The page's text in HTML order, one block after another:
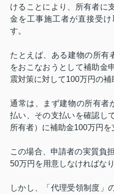
けることにより、所有者に
金を工事施工者が直接受
す。
たとえば、ある建物の所有
をおこなおうとして補助金
震対策に対して100万円の補
通常は、まず建物の所有者
払い、その支払いを確認し
所有者）に補助金100万円を
この場合、申請者の実質負
50万円を用意しなければなり
しかし、「代理受領制度」